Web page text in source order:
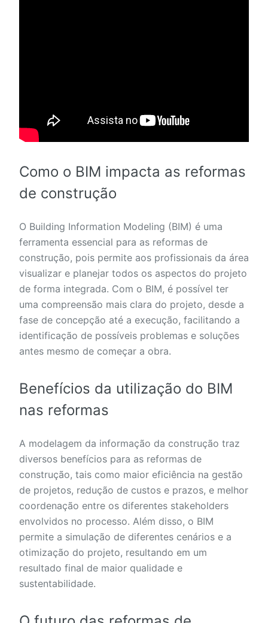
Como o BIM impacta as reformas
de construção
O Building Information Modeling (BIM) é uma
ferramenta essencial para as reformas de
construção, pois permite aos profissionais da área
visualizar e planejar todos os aspectos do projeto
de forma integrada. Com o BIM, é possível ter
uma compreensão mais clara do projeto, desde a
fase de concepção até a execução, facilitando a
identificação de possíveis problemas e soluções
antes mesmo de começar a obra.
Benefícios da utilização do BIM
nas reformas
A modelagem da informação da construção traz
diversos benefícios para as reformas de
construção, tais como maior eficiência na gestão
de projetos, redução de custos e prazos, e melhor
coordenação entre os diferentes stakeholders
envolvidos no processo. Além disso, o BIM
permite a simulação de diferentes cenários e a
otimização do projeto, resultando em um
resultado final de maior qualidade e
sustentabilidade.